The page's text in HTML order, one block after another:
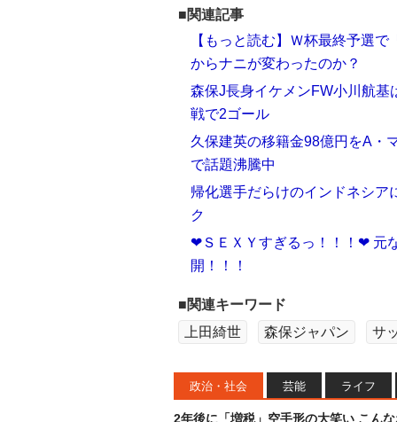
■関連記事
【もっと読む】Ｗ杯最終予選
からナニが変わったのか？
森保J長身イケメンFW小川航
戦で2ゴール
久保建英の移籍金98億円をA・
で話題沸騰中
帰化選手だらけのインドネシ
ク
❤ＳＥＸＹすぎるっ！！！❤ 元
開！！！
■関連キーワード
上田綺世
森保ジャパン サ
政治・社会 芸能 ライフ
2年後に「増税」空手形の大笑い こん